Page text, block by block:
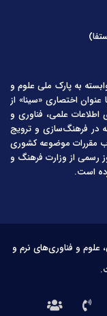
به پارک ملی علوم و
اختصاری «سینا» از
اطلاعات علمی، فناوری و
در فرهنگ‌سازی و ترویج
مقررات موضوعه کشوری
رسمی از وزارت فرهنگ و
و فناوری‌های نرم و
تماس درباره